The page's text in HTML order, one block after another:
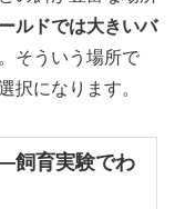
ルドでは大きいバ
そういう場所で
択になります。
飼育実験でわ